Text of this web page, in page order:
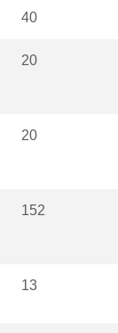
40
20
20
152
13